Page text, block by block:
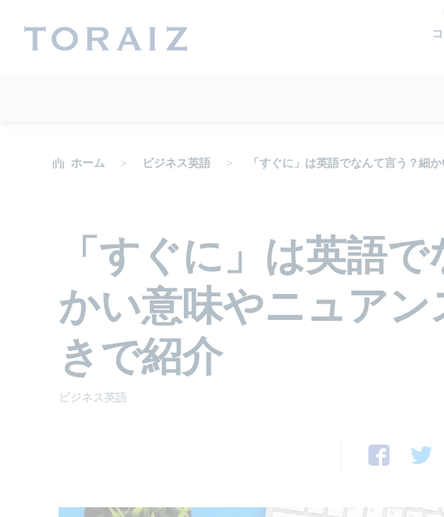
ホーム ビジネス英語 「すぐに」は英語でなんて言う？細
「すぐに」は英語
かい意味やニュア
きで紹介
ビジネス英語